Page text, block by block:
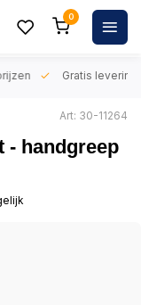
0
Gratis levering
Art: 30-11264
- handgreep